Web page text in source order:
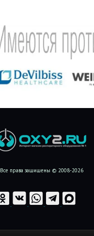
Все права защищены © 2008-2026